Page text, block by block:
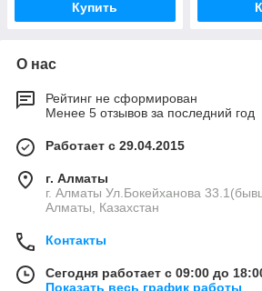
Купить
О нас
Рейтинг не сформирован
Менее 5 отзывов за последний год
Работает с 29.04.2015
г. Алматы
г. Алматы Ул.Бокейханова
Алматы, Казахстан
Контакты
Сегодня работает с 09:00 до
Показать весь график работы